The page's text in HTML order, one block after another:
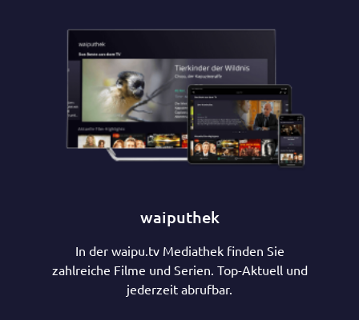
waiputhek
In der waipu.tv Mediathek finden Sie
zahlreiche Filme und Serien. Top-Aktuell und
jederzeit abrufbar.